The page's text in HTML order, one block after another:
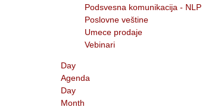
Podsvesna komunikacija - NLP
Poslovne veštine
Umece prodaje
Vebinari
Day
Agenda
Day
Month